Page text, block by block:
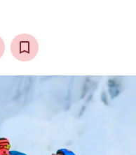
arrow_right